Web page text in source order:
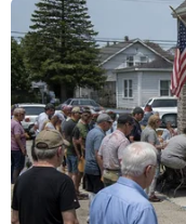
các lãnh đạo
thần bất hợp tác.
Tuy nhiên, vào
tin cho biết ông
viên cao cấp
Nhà Trắng vào